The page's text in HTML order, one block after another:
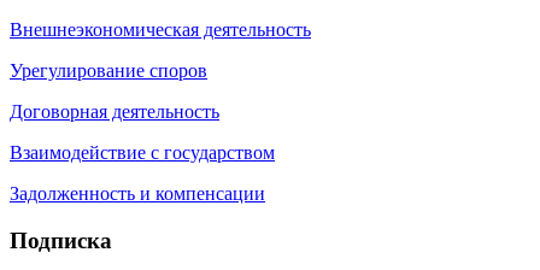
Внешнеэкономическая деятельность
Урегулирование споров
Договорная деятельность
Взаимодействие с государством
Задолженность и компенсации
Подписка